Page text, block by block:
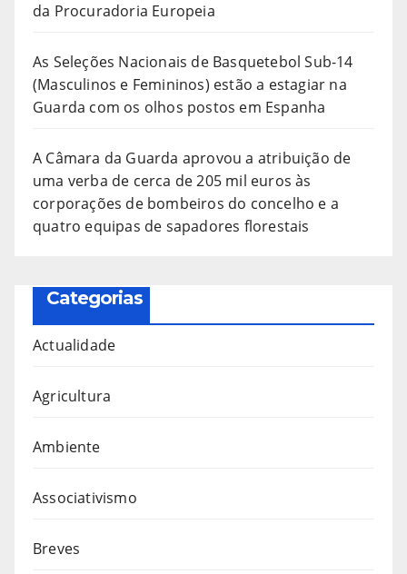
da Procuradoria Europeia
As Seleções Nacionais de Basquetebol Sub-14
(Masculinos e Femininos) estão a estagiar na
Guarda com os olhos postos em Espanha
A Câmara da Guarda aprovou a atribuição de
uma verba de cerca de 205 mil euros às
corporações de bombeiros do concelho e a
quatro equipas de sapadores florestais
Categorias
Actualidade
Agricultura
Ambiente
Associativismo
Breves